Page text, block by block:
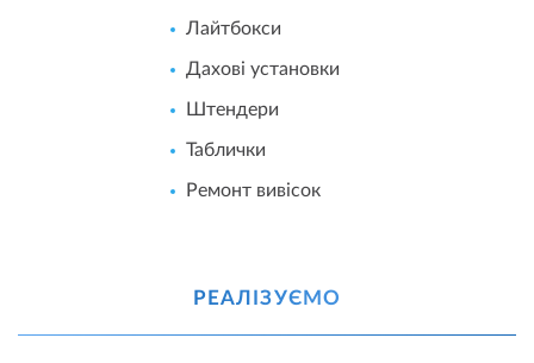
Лайтбокси
Дахові установки
Штендери
Таблички
Ремонт вивісок
РЕАЛІЗУЄМО